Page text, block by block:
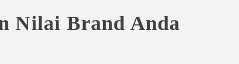
Nilai Brand Anda